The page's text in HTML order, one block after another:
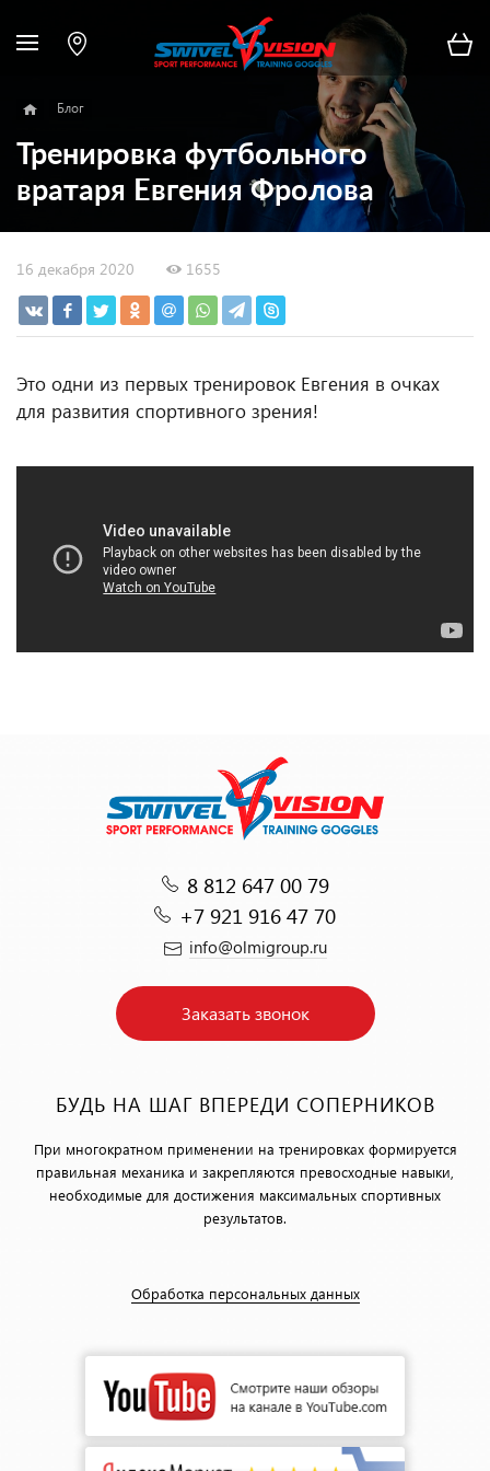
Блог
Тренировка футбольного
вратаря Евгения Фролова
16 декабря 2020 1655
Это одни из первых тренировок Евгения в очках
для развития спортивного зрения!
8 812 647 00 79
+7 921 916 47 70
info@olmigroup.ru
Заказать звонок
БУДЬ НА ШАГ ВПЕРЕДИ СОПЕРНИКОВ
При многократном применении на тренировках формируется
правильная механика и закрепляются превосходные навыки,
необходимые для достижения максимальных спортивных
результатов.
Обработка персональных данных